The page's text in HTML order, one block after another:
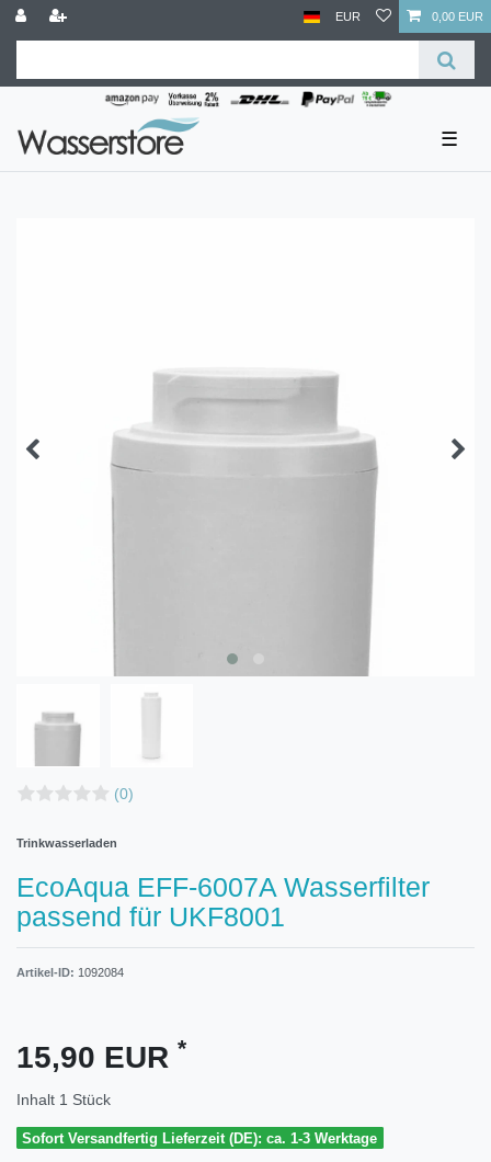
EUR 0,00 EUR
☰
(0)
Trinkwasserladen
EcoAqua EFF-6007A Wasserfilter
passend für UKF8001
Artikel-ID: 1092084
15,90 EUR *
Inhalt 1 Stück
Sofort Versandfertig Lieferzeit (DE): ca. 1-3 Werktage